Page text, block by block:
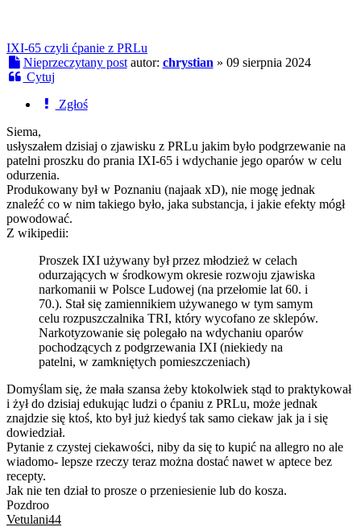
IXI-65 czyli ćpanie z PRLu
Nieprzeczytany post autor: chrystian » 09 sierpnia 2024
Cytuj
Zgłoś
Siema,
usłyszałem dzisiaj o zjawisku z PRLu jakim było podgrzewanie na
patelni proszku do prania IXI-65 i wdychanie jego oparów w celu
odurzenia.
Produkowany był w Poznaniu (najaak xD), nie mogę jednak
znaleźć co w nim takiego było, jaka substancja, i jakie efekty mógł
powodować.
Z wikipedii:
Proszek IXI używany był przez młodzież w celach
odurzających w środkowym okresie rozwoju zjawiska
narkomanii w Polsce Ludowej (na przełomie lat 60. i
70.). Stał się zamiennikiem używanego w tym samym
celu rozpuszczalnika TRI, który wycofano ze sklepów.
Narkotyzowanie się polegało na wdychaniu oparów
pochodzących z podgrzewania IXI (niekiedy na
patelni, w zamkniętych pomieszczeniach)
Domyślam się, że mała szansa żeby ktokolwiek stąd to praktykował
i żył do dzisiaj edukując ludzi o ćpaniu z PRLu, może jednak
znajdzie się ktoś, kto był już kiedyś tak samo ciekaw jak ja i się
dowiedział.
Pytanie z czystej ciekawości, niby da się to kupić na allegro no ale
wiadomo- lepsze rzeczy teraz można dostać nawet w aptece bez
recepty.
Jak nie ten dział to prosze o przeniesienie lub do kosza.
Pozdroo
Vetulani44